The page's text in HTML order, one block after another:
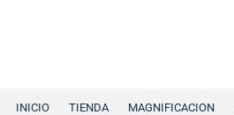
INICIO TIENDA MAGNIFICACION